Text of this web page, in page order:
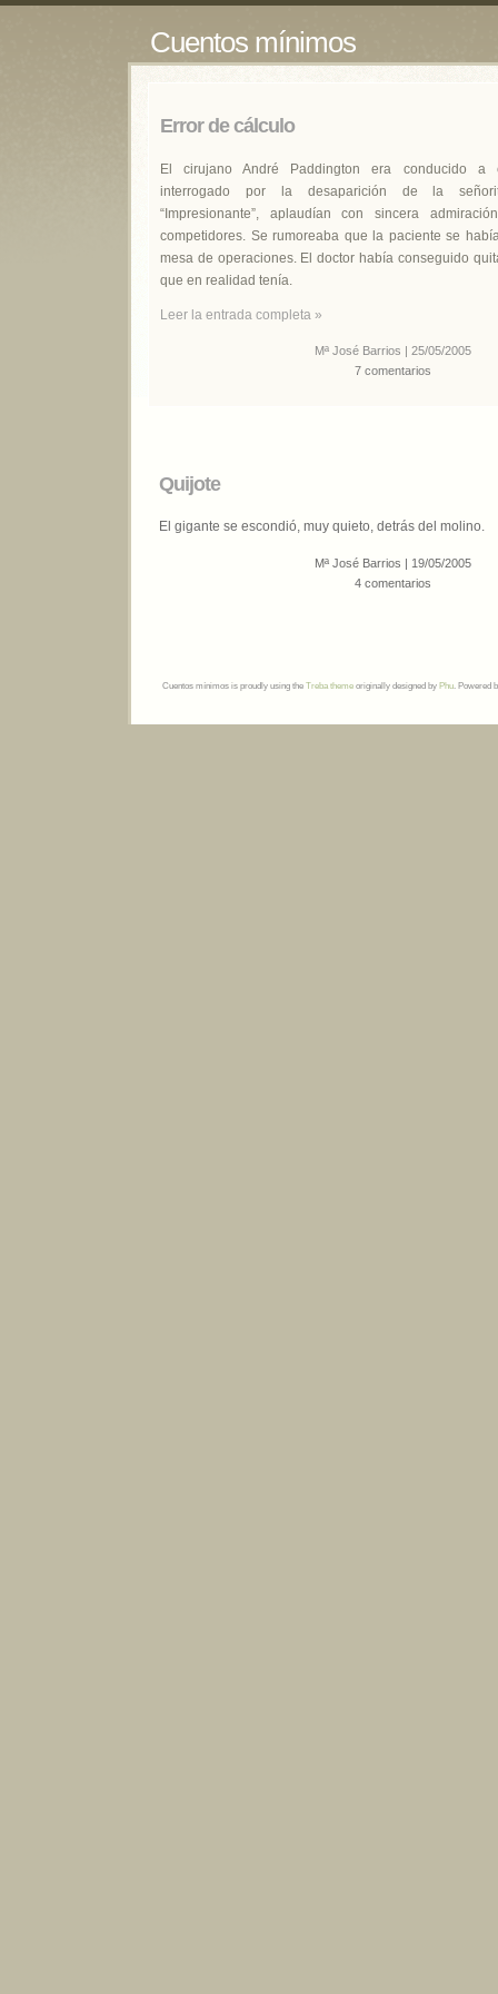
Cuentos mínimos
Error de cálculo
El cirujano André Paddington era conducido a
interrogado por la desaparición de la
“Impresionante”, aplaudían con sincera
competidores. Se rumoreaba que la paciente se
mesa de operaciones. El doctor había conseguido
que en realidad tenía.
Leer la entrada completa »
Mª José Barrios | 25/05/2005
7 comentarios
Quijote
El gigante se escondió, muy quieto, detrás del molino.
Mª José Barrios | 19/05/2005
4 comentarios
Cuentos mínimos is proudly using the Treba theme originally designed by Phu . Powered